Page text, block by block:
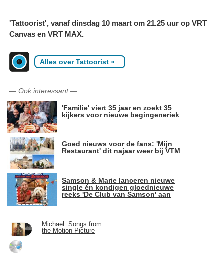
'Tattoorist', vanaf dinsdag 10 maart om 21.25 uur op VRT
Canvas en VRT MAX.
Alles over Tattoorist »
— Ook interessant—
'Familie' viert 35 jaar en zoekt 35
kijkers voor nieuwe begingeneriek
Goed nieuws voor de fans: 'Mijn
Restaurant' dit najaar weer bij VTM
Samson & Marie lanceren nieuwe
single én kondigen gloednieuwe
reeks 'De Club van Samson' aan
Michael: Songs from
the Motion Picture